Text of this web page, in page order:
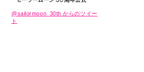
@sailormoon_30th からのツイー
ト